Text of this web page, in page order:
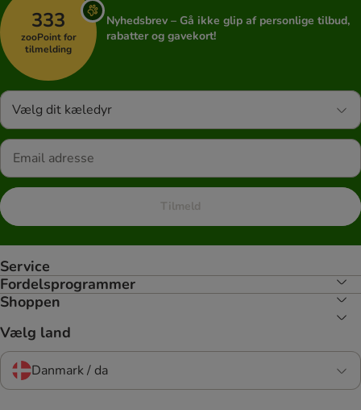
333
zooPoint for
tilmelding
Nyhedsbrev – Gå ikke glip af personlige tilbud,
rabatter og gavekort!
Vælg dit kæledyr
Tilmeld
Service
Fordelsprogrammer
Shoppen
Vælg land
Danmark / da